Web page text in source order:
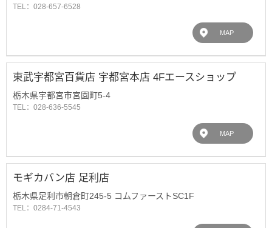
TEL：028-657-6528
MAP
東武宇都宮百貨店 宇都宮本店 4Fエースショップ
栃木県宇都宮市宮園町5-4
TEL：028-636-5545
MAP
モギカバン店 足利店
栃木県足利市朝倉町245-5 コムファーストSC1F
TEL：0284-71-4543